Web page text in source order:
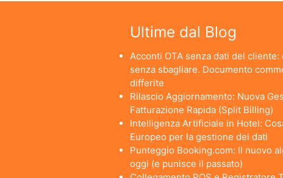
Ultime dal Blog
Acconti OTA senza dati del
senza sbagliare. Documento
differite
Rilascio Aggiornamento: Nuova
Fatturazione Rapida (Split Billing)
Intelligenza Artificiale in Hotel:
Europeo per la gestione dei dati
Punteggio Booking.com: Il nuovo
oggi (e punisce il passato)